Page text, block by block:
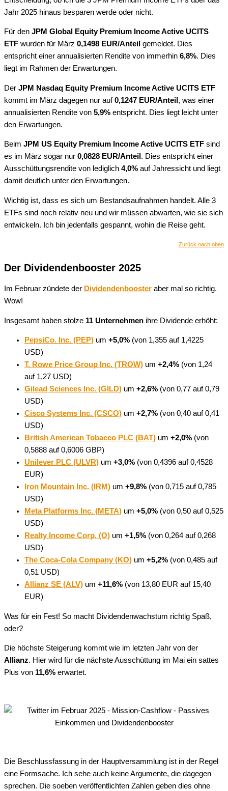
Jahr 2025 hinaus besparen werde oder nicht.
Für den JPM Global Equity Premium Income Active UCITS
ETF wurden für März 0,1498 EUR/Anteil gemeldet. Dies
entspricht einer annualisierten Rendite von immerhin 6,8%. Dies
liegt im Rahmen der Erwartungen.
Der JPM Nasdaq Equity Premium Income Active UCITS ETF
kommt im März dagegen nur auf0,1247 EUR/Anteil , was einer
annualisierten Rendite von 5,9% entspricht. Dies liegt leicht unter
den Erwartungen.
Beim JPM US Equity Premium Income Active UCITS ETF sind
es im März sogar nur 0,0828 EUR/Anteil . Dies entspricht einer
Ausschüttungsrendite von lediglich 4,0% auf Jahressicht und liegt
damit deutlich unter den Erwartungen.
Wichtig ist, dass es sich um Bestandsaufnahmen handelt. Alle 3
ETFs sind noch relativ neu und wir müssen abwarten, wie sie sich
entwickeln. Ich bin jedenfalls gespannt, wohin die Reise geht.
Zurück nach oben
Der Dividendenbooster 2025
Im Februar zündete der Dividendenbooster aber mal so richtig.
Wow!
Insgesamt haben stolze 11 Unternehmen ihre Dividende erhöht:
PepsiCo. Inc. (PEP) um +5,0% (von 1,355 auf 1,4225
USD)
T. Rowe Price Group Inc. (TROW) um +2,4% (von 1,24
auf 1,27 USD)
Gilead Sciences Inc. (GILD) um +2,6% (von 0,77 auf 0,79
USD)
Cisco Systems Inc. (CSCO) um +2,7% (von 0,40 auf 0,41
USD)
British American Tobacco PLC (BAT) um +2,0% (von
0,5888 auf 0,6006 GBP)
Unilever PLC (ULVR) um +3,0% (von 0,4396 auf 0,4528
EUR)
Iron Mountain Inc. (IRM) um +9,8% (von 0,715 auf 0,785
USD)
Meta Platforms Inc. (META) um +5,0% (von 0,50 auf 0,525
USD)
Realty Income Corp. (O) um +1,5% (von 0,264 auf 0,268
USD)
The Coca-Cola Company (KO) um +5,2% (von 0,485 auf
0,51 USD)
Allianz SE (ALV) um +11,6% (von 13,80 EUR auf 15,40
EUR)
Was für ein Fest! So macht Dividendenwachstum richtig Spaß,
oder?
Die höchste Steigerung kommt wie im letzten Jahr von der
Allianz. Hier wird für die nächste Ausschüttung im Mai ein sattes
Plus von 11,6% erwartet.
Die Beschlussfassung in der Hauptversammlung ist in der Regel
eine Formsache. Ich sehe auch keine Argumente, die dagegen
sprechen. Die soeben veröffentlichten Zahlen geben dies ohne